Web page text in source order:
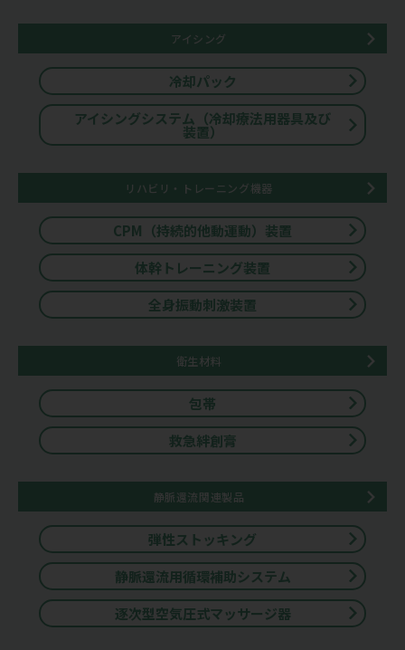
アイシング
冷却パック
アイシングシステム（冷却療法用器具及び
装置）
リハビリ・トレーニング機器
CPM（持続的他動運動）装置
体幹トレーニング装置
全身振動刺激装置
衛生材料
包帯
救急絆創膏
静脈還流関連製品
弾性ストッキング
静脈還流用循環補助システム
逐次型空気圧式マッサージ器